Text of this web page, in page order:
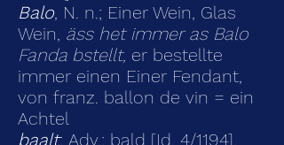
Balo, N. n.; Einer Wein, Glas
Wein, äss het immer as Balo
Fanda bstellt, er bestellte
immer einen Einer Fendant,
von franz. ballon de vin = ein
Achtel
baalt; Adv.; bald [Id. 4/1194],